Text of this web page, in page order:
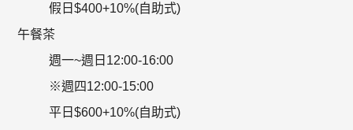
假日$400+10%(自助式)
午餐茶
週一~週日12:00-16:00
※週四12:00-15:00
平日$600+10%(自助式)